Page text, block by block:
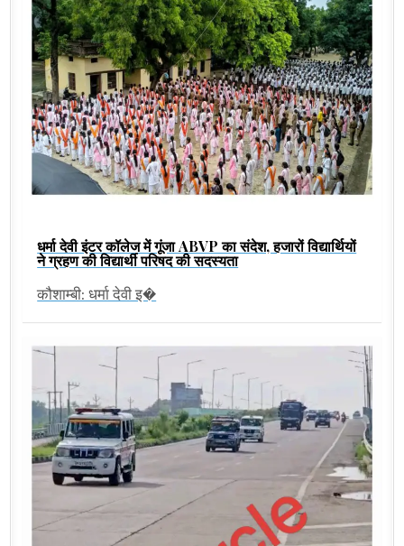
धर्मा देवी इंटर कॉलेज में गूंजा ABVP का संदेश, हजारों विद्यार्थियों
ने ग्रहण की विद्यार्थी परिषद की सदस्यता
कौशाम्बी: धर्मा देवी इ�